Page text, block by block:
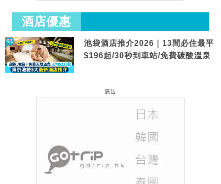
酒店優惠
池袋酒店推介2026｜13間必住最平
$196起/30秒到車站/免費碳酸溫泉
廣告